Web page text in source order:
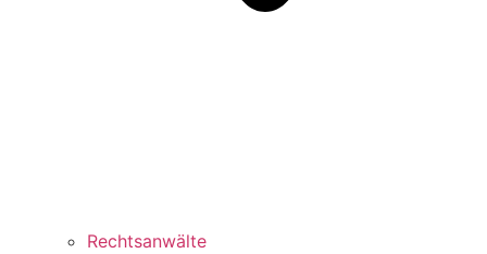
Rechtsanwälte